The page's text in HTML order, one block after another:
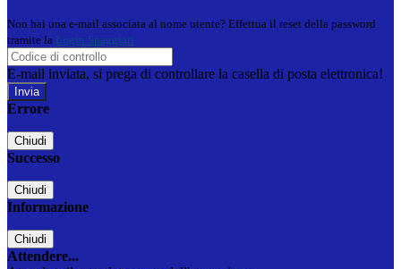
Non hai una e-mail associata al nome utente? Effettua il reset della password
tramite la Login Spaggiari
E-mail inviata, si prega di controllare la casella di posta elettronica!
Errore
Chiudi
Successo
Chiudi
Informazione
Chiudi
Attendere...